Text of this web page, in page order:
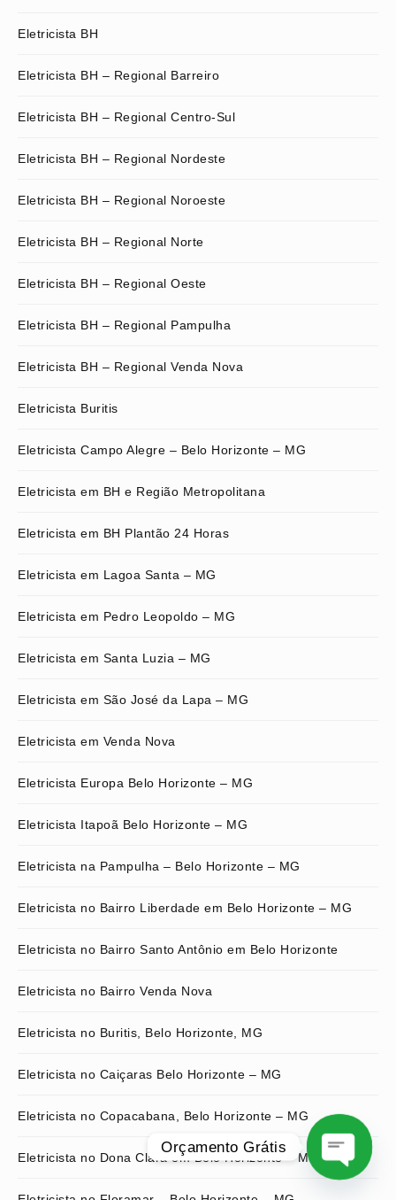
Eletricista BH
Eletricista BH – Regional Barreiro
Eletricista BH – Regional Centro-Sul
Eletricista BH – Regional Nordeste
Eletricista BH – Regional Noroeste
Eletricista BH – Regional Norte
Eletricista BH – Regional Oeste
Eletricista BH – Regional Pampulha
Eletricista BH – Regional Venda Nova
Eletricista Buritis
Eletricista Campo Alegre – Belo Horizonte – MG
Eletricista em BH e Região Metropolitana
Eletricista em BH Plantão 24 Horas
Eletricista em Lagoa Santa – MG
Eletricista em Pedro Leopoldo – MG
Eletricista em Santa Luzia – MG
Eletricista em São José da Lapa – MG
Eletricista em Venda Nova
Eletricista Europa Belo Horizonte – MG
Eletricista Itapoã Belo Horizonte – MG
Eletricista na Pampulha – Belo Horizonte – MG
Eletricista no Bairro Liberdade em Belo Horizonte – MG
Eletricista no Bairro Santo Antônio em Belo Horizonte
Eletricista no Bairro Venda Nova
Eletricista no Buritis, Belo Horizonte, MG
Eletricista no Caiçaras Belo Horizonte – MG
Eletricista no Copacabana, Belo Horizonte – MG
Eletricista no Dona Clara em Belo Horizonte – MG
Orçamento Grátis